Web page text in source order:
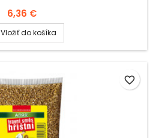
6,36 €
Vložiť do košíka
favorite_border